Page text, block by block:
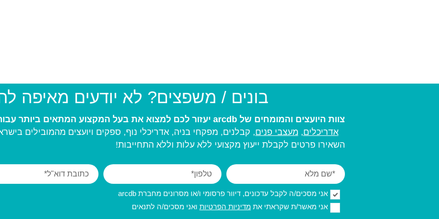
בונים / משפצים? לא יודעים מאיפה
צוות היועצים והמומחים של arcdb יעזור לכם למצוא את בעל המקצוע המתאים ביותר עבורכם:
אדריכלים, מעצבי פנים, קבלנים, מפקחי בניה, אדריכלי נוף, ספקים ויועצים מהמובילים
השאירו פרטים לקבלת ייעוץ מקצועי ללא עלות וללא התחייבות!
אני מסכים/ה לקבל עדכונים, דיוור פרסומי ו/או מסרונים מחברת arcdb
אני מאשר/ת שקראתי את מדיניות הפרטיות ואני מסכים/ה לתנאים